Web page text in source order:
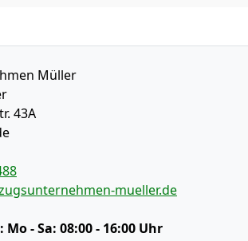
Müller
43A
mueller.de
Mo - Sa: 08:00 - 16:00 Uhr